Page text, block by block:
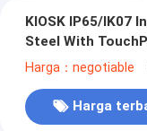
KIOSK IP65/IK07
Steel With
Panel Dipasang
Harga：negotiable
Harga